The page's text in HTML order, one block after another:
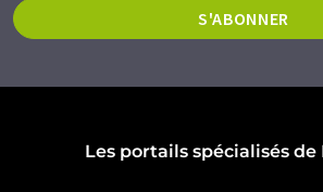
S'ABONNER
Les portails spécialisés de